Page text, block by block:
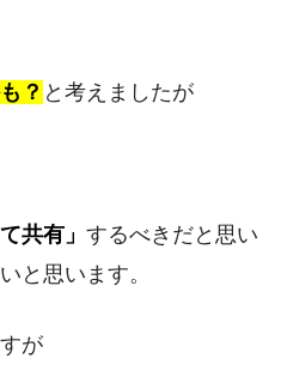
？ と考えましたが
共有」 するべきだと思い
と思います。
が